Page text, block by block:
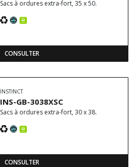
Sacs à ordures extra-fort, 35 x 50.
CONSULTER
INSTINCT
INS-GB-3038XSC
Sacs à ordures extra-fort, 30 x 38.
CONSULTER